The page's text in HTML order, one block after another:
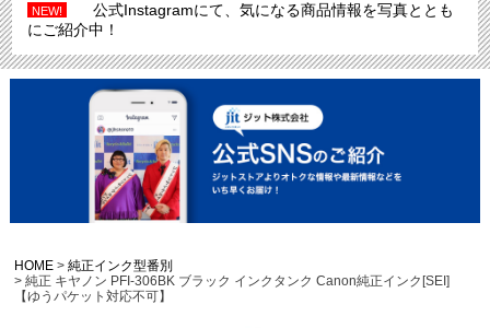
NEW!
公式Instagramにて、気になる商品情報を写真ととも
にご紹介中！
HOME
純正インク型番別
純正 キヤノン PFI-306BK ブラック インクタンク Canon純正インク[SEI]
【ゆうパケット対応不可】